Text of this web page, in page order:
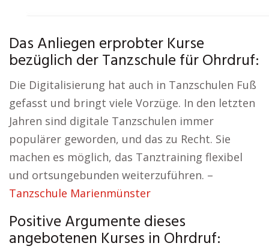
Das Anliegen erprobter Kurse
bezüglich der Tanzschule für Ohrdruf:
Die Digitalisierung hat auch in Tanzschulen Fuß
gefasst und bringt viele Vorzüge. In den letzten
Jahren sind digitale Tanzschulen immer
populärer geworden, und das zu Recht. Sie
machen es möglich, das Tanztraining flexibel
und ortsungebunden weiterzuführen. –
Tanzschule Marienmünster
Positive Argumente dieses
angebotenen Kurses in Ohrdruf: